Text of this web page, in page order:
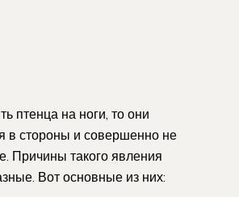
птенца на ноги, то они
в стороны и совершенно не
Причины такого явления
Вот основные из них: